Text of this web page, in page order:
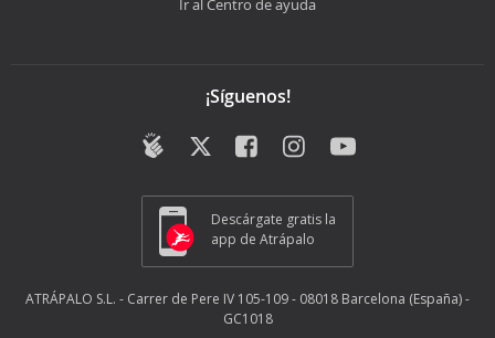
Ir al Centro de ayuda
¡Síguenos!
Descárgate gratis la
app de Atrápalo
ATRÁPALO S.L. - Carrer de Pere IV 105-109 - 08018 Barcelona (España) -
GC1018